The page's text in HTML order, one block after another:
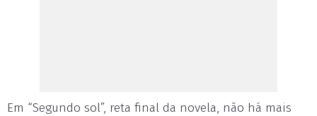
Em “Segundo sol”, reta final da novela, não há mais